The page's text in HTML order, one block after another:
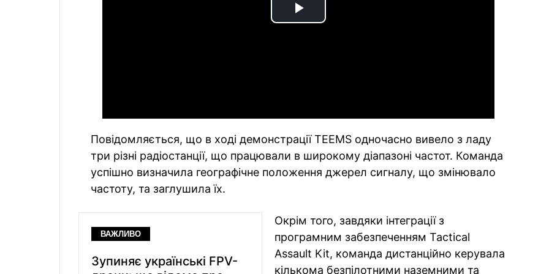
Play
Повідомляється, що в ході демонстрації TEEMS одночасно вивело з ладу
три різні радіостанції, що працювали в широкому діапазоні частот. Команда
успішно визначила географічне положення джерел сигналу, що змінювало
частоту, та заглушила їх.
ВАЖЛИВО
Зупиняє українські FPV-
Окрім того, завдяки інтеграції з
програмним забезпеченням Tactical
Assault Kit, команда дистанційно керувала
кількома безпілотними наземними та